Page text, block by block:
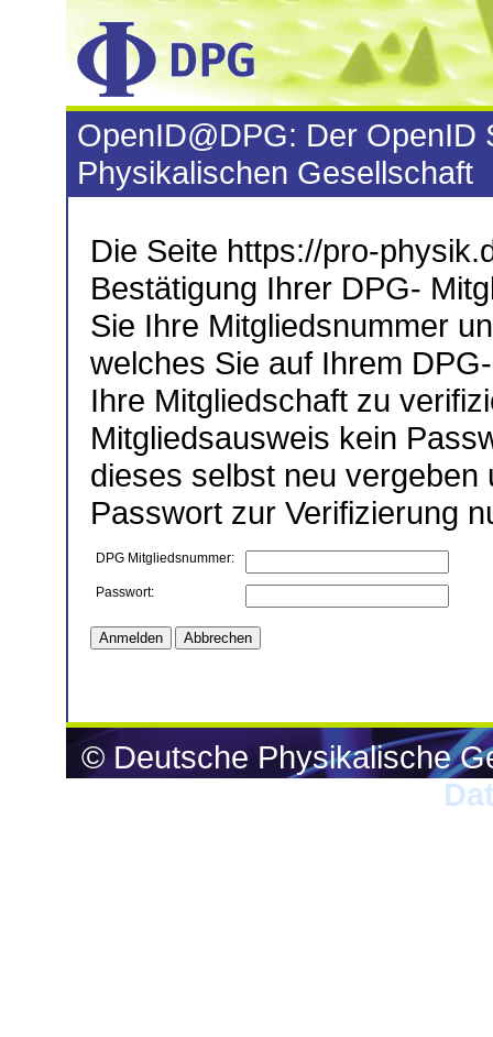
OpenID@DPG: Der OpenID
Physikalischen Gesellschaft
Die Seite https://pro-
Bestätigung Ihrer DPG-
Sie Ihre Mitgliedsnummer
welches Sie auf Ihrem
Ihre Mitgliedschaft zu
Mitgliedsausweis kein
dieses selbst neu
Passwort zur Verifizierung
DPG Mitgliedsnummer:
Passwort:
© Deutsche Physikalische